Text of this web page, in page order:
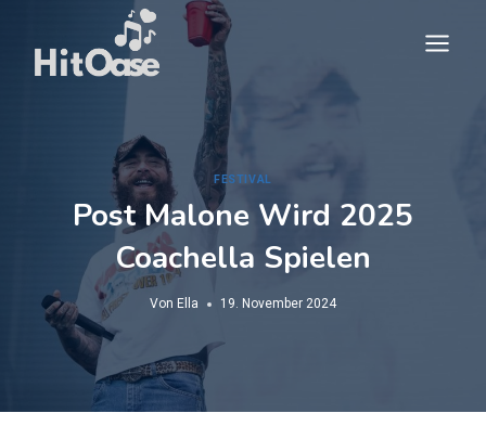
springen
FESTIVAL
Post Malone Wird 2025
Coachella Spielen
Von Ella 19. November 2024